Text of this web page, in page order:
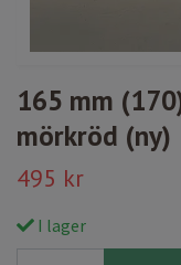
165 mm
mörkröd (ny)
495 kr
I lager